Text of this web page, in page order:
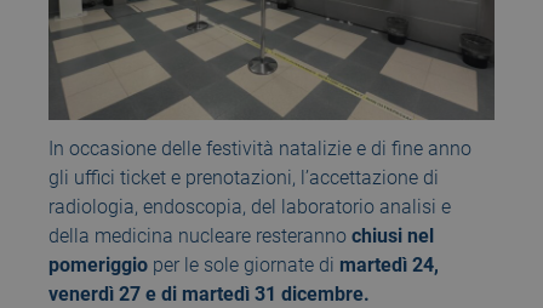
In occasione delle festività natalizie e di fine anno
gli uffici ticket e prenotazioni, l’accettazione di
radiologia, endoscopia, del laboratorio analisi e
della medicina nucleare resteranno chiusi nel
pomeriggio per le sole giornate di martedì 24,
venerdì 27 e di martedì 31 dicembre.